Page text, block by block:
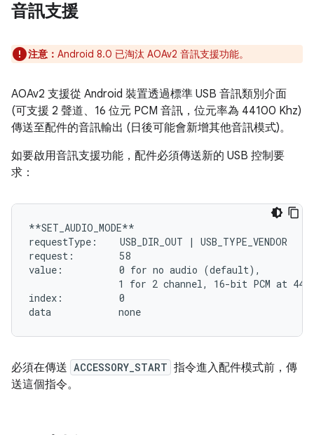
音訊支援
注意： Android 8.0 已淘汰 AOAv2 音訊支援功能。
AOAv2 支援從 Android 裝置透過標準 USB 音訊類別介面
(可支援 2 聲道、16 位元 PCM 音訊，位元率為 44100 Khz)
傳送至配件的音訊輸出 (日後可能會新增其他音訊模式)。
如要啟用音訊支援功能，配件必須傳送新的 USB 控制要
求：
**SET_AUDIO_MODE**
requestType:    USB_DIR_OUT | USB_TYPE_VENDOR
request:        58
value:          0 for no audio (default),
1 for 2 channel, 16-bit PCM at
index:          0
必須在傳送 ACCESSORY_START 指令進入配件模式前，傳
送這個指令。